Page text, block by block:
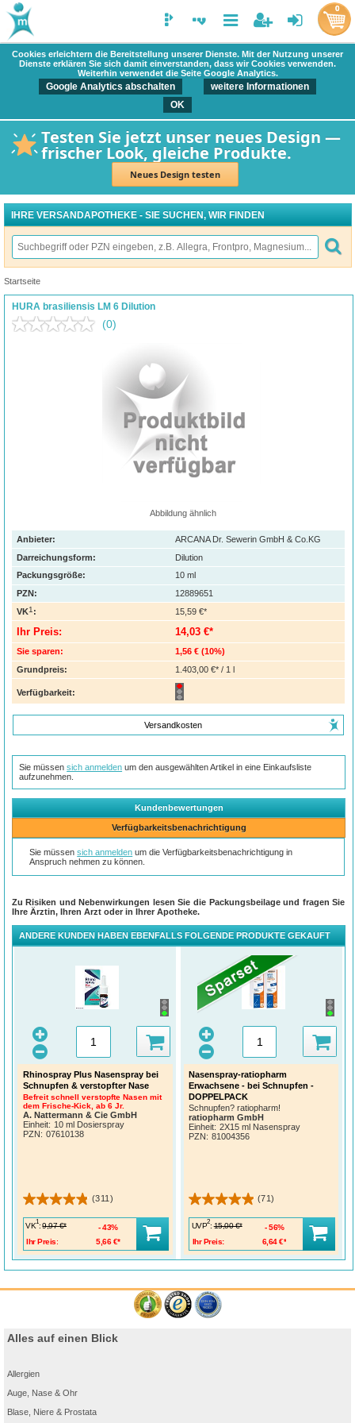
Cookies erleichtern die Bereitstellung unserer Dienste. Mit der Nutzung unserer
Dienste erklären Sie sich damit einverstanden, dass wir Cookies verwenden.
Weiterhin verwendet die Seite Google Analytics.
Google Analytics abschalten
weitere Informationen
OK
Testen Sie jetzt unser neues Design —
frischer Look, gleiche Produkte.
Neues Design testen
0
IHRE VERSANDAPOTHEKE - SIE SUCHEN, WIR FINDEN
Startseite
HURA brasiliensis LM 6 Dilution
(0)
Abbildung ähnlich
Anbieter:
ARCANA Dr. Sewerin GmbH & Co.KG
Darreichungsform:
Dilution
Packungsgröße:
10 ml
PZN:
12889651
VK1: 15,59 €*
Ihr Preis: 14,03 €*
Sie sparen: 1,56 € (10%)
Grundpreis:
1.403,00 €* / 1 l
Verfügbarkeit:
Versandkosten
Sie müssensich anmelden um den ausgewählten Artikel in eine Einkaufsliste
aufzunehmen.
Kundenbewertungen
Verfügbarkeitsbenachrichtigung
Sie müssensich anmelden um die Verfügbarkeitsbenachrichtigung in
Anspruch nehmen zu können.
Zu Risiken und Nebenwirkungen lesen Sie die Packungsbeilage und fragen Sie
Ihre Ärztin, Ihren Arzt oder in Ihrer Apotheke.
ANDERE KUNDEN HABEN EBENFALLS FOLGENDE PRODUKTE GEKAUFT
Rhinospray Plus Nasenspray bei
Schnupfen & verstopfter Nase
Befreit schnell verstopfte Nasen mit
dem Frische-Kick, ab 6 Jr.
A. Nattermann & Cie GmbH
Einheit: 10 ml Dosierspray
PZN : 07610138
(311)
VK
1
: 9,97 €*
Ihr Preis:
5,66 €*
43%
Nasenspray-ratiopharm
Erwachsene - bei Schnupfen -
DOPPELPACK
Schnupfen? ratiopharm!
ratiopharm GmbH
Einheit: 2X15 ml Nasenspray
PZN : 81004356
(71)
UVP
2
: 15,00 €*
Ihr Preis:
6,64 €*
56%
Alles auf einen Blick
Allergien
Auge, Nase & Ohr
Blase, Niere & Prostata